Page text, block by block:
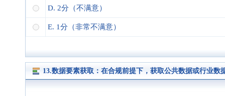
D. 2分（不满意）
E. 1分（非常不满意）
13.数据要素获取：在合规前提下，获取公共数据或行业数